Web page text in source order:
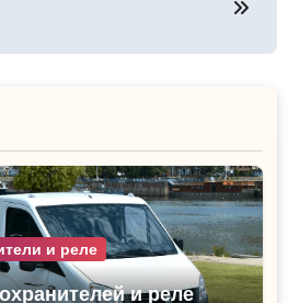
и реле
и реле